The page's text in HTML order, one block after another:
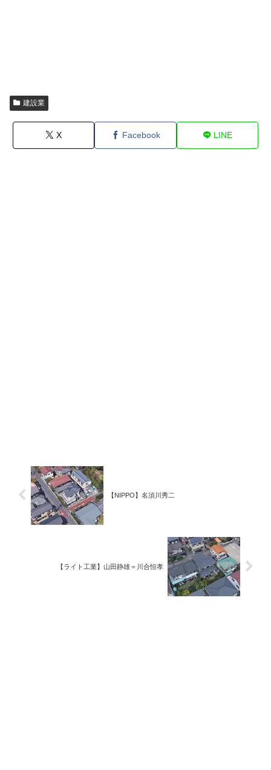
建設業
X Facebook LINE
【NIPPO】名須川秀二
【ライト工業】山田静雄＝川合恒孝